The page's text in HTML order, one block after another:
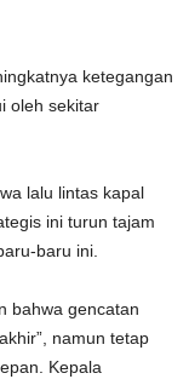
ketegangan
oleh sekitar
lalu lintas kapal
ini turun tajam
baru ini.
bahwa gencatan
namun tetap
Kepala